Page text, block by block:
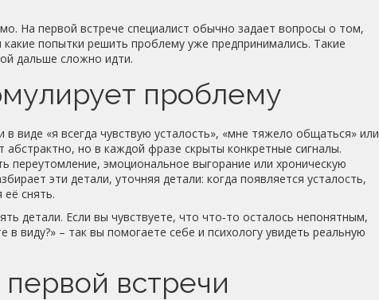
На первой встрече специалист обычно задает вопросы о том,
попытки решить проблему уже предпринимались. Такие
дальше сложно идти.
проблему
виде «я всегда чувствую усталость», «мне тяжело общаться» или
абстрактно, но в каждой фразе скрыты конкретные сигналы.
переутомление, эмоциональное выгорание или хроническую
эти детали, уточняя детали: когда появляется усталость,
её снять.
детали. Если вы чувствуете, что что‑то осталось непонятным,
виду?» – так вы помогаете себе и психологу увидеть реальную
встречи